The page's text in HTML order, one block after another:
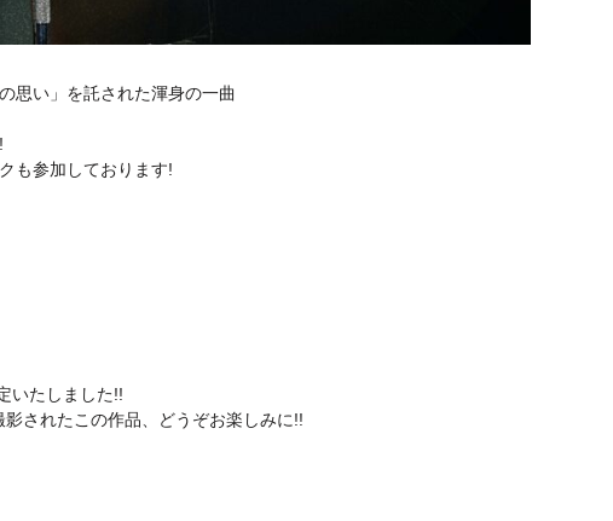
思い」を託された渾身の一曲
も参加しております!
いたしました!!
影されたこの作品、どうぞお楽しみに!!